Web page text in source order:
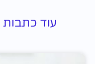
עוד כתבות